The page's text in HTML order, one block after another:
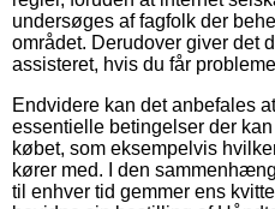
undersøges af fagfolk der
området. Derudover giver det
assisteret, hvis du får
Endvidere kan det anbefales
essentielle betingelser der
købet, som eksempelvis
kører med. I den
til enhver tid gemmer ens